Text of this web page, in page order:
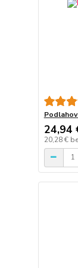
24,94
20,28 €